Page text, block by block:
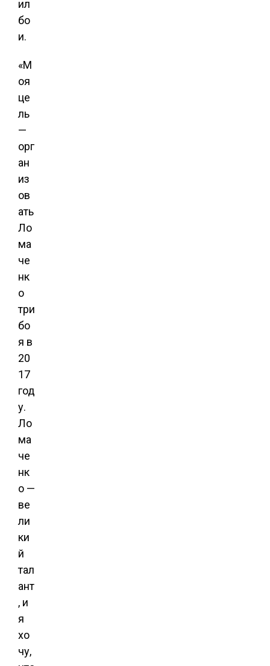
ил
бо
и.
«М
оя
це
ль
—
орг
ан
из
ов
ать
Ло
ма
че
нк
о
три
бо
я в
20
17
год
у.
Ло
ма
че
нк
о —
ве
ли
ки
й
тал
ант
, и
я
хо
чу,